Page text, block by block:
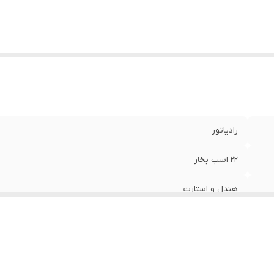
رادیاتور
22 اسب بخار
هندل و استارت